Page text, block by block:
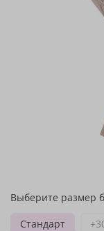
Выберите размер
Стандарт